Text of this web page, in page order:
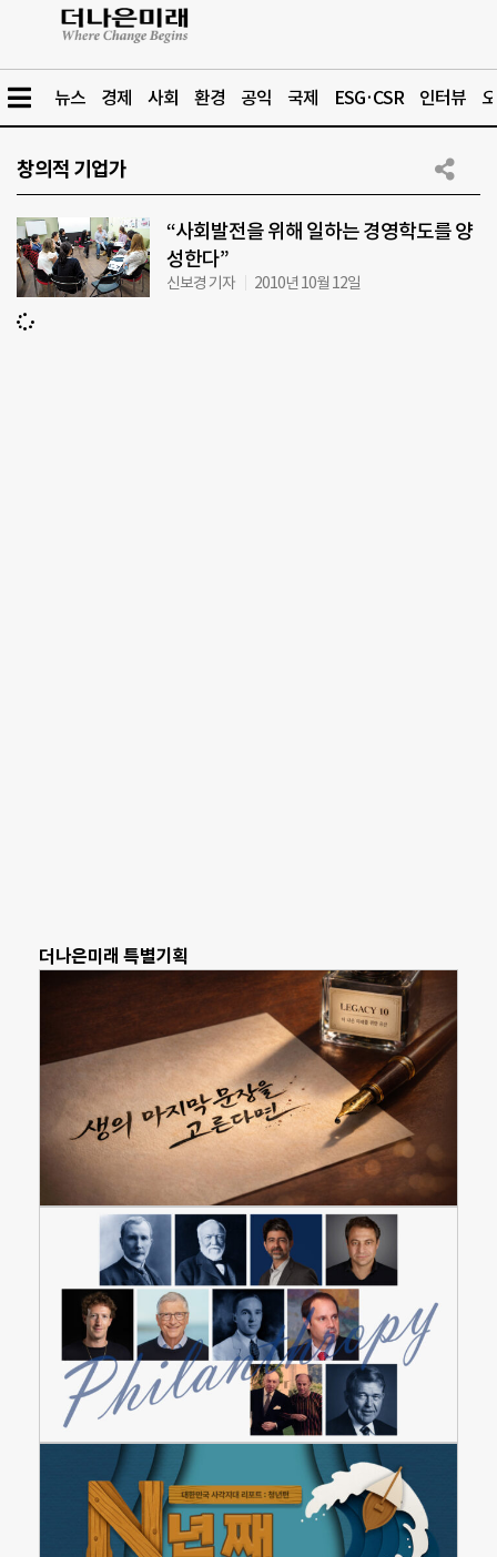
뉴스 경제 사회 환경 공익 국제 ESG·CSR 인터뷰
창의적 기업가
“사회발전을 위해 일하는 경영학도를 양
성한다”
신보경 기자 2010년 10월 12일
더나은미래 특별기획